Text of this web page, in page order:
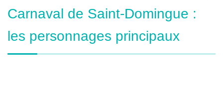
Carnaval de Saint-Domingue :
les personnages principaux